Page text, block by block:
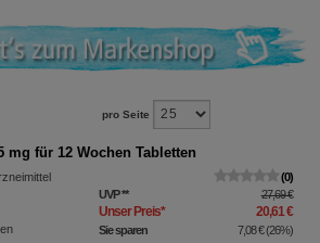
pro Seite
mg für 12 Wochen Tabletten
0
UVP** 27,69 €
Unser Preis* 20,61 €
Sie sparen 7,08 €(26%)